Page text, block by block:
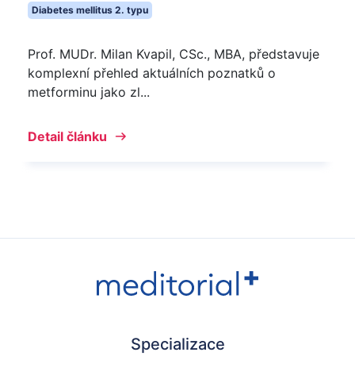
Diabetes mellitus 2. typu
Prof. MUDr. Milan Kvapil, CSc., MBA, představuje
komplexní přehled aktuálních poznatků o
metforminu jako zl...
Detail článku
Specializace